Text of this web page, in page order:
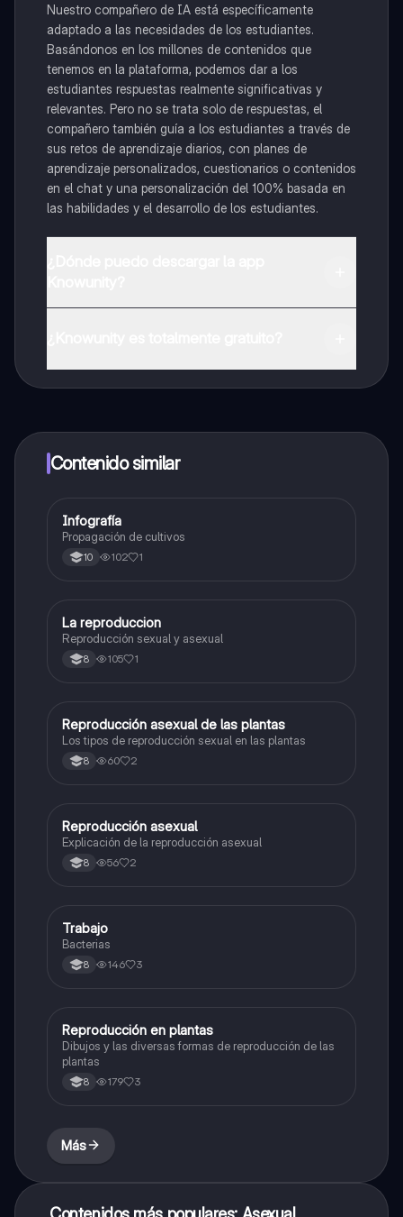
Nuestro compañero de IA está específicamente
adaptado a las necesidades de los estudiantes.
Basándonos en los millones de contenidos que
tenemos en la plataforma, podemos dar a los
estudiantes respuestas realmente significativas y
relevantes. Pero no se trata solo de respuestas, el
compañero también guía a los estudiantes a través de
sus retos de aprendizaje diarios, con planes de
aprendizaje personalizados, cuestionarios o contenidos
en el chat y una personalización del 100% basada en
las habilidades y el desarrollo de los estudiantes.
a determinadas funciones.
Contenido similar
Biologia
Infografía
Propagación de cultivos
10 102 1
Biologia
La reproduccion
Reproducción sexual y asexual
8 105 1
Biologia
Reproducción asexual de las plantas
Los tipos de reproducción sexual en las plantas
8 60 2
Biologia
Reproducción asexual
Explicación de la reproducción asexual
8 56 2
Biologia
Trabajo
Bacterias
8 146 3
Biologia
Reproducción en plantas
Dibujos y las diversas formas de reproducción de las
plantas
8 179 3
Más